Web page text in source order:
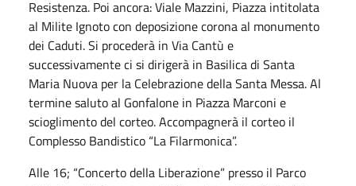
Resistenza. Poi ancora: Viale Mazzini, Piazza intitolata
al Milite Ignoto con deposizione corona al monumento
dei Caduti. Si procederà in Via Cantù e
successivamente ci si dirigerà in Basilica di Santa
Maria Nuova per la Celebrazione della Santa Messa. Al
termine saluto al Gonfalone in Piazza Marconi e
scioglimento del corteo. Accompagnerà il corteo il
Complesso Bandistico “La Filarmonica”.
Alle 16; “Concerto della Liberazione” presso il Parco